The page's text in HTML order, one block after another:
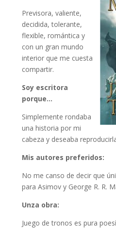
Previsora, valiente,
decidida, tolerante,
flexible, romántica y
con un gran mundo
interior que me cuesta
compartir.
Soy escritora
porque…
Simplemente rondaba
una historia por mi
cabeza y deseaba
Mis autores preferidos:
No me canso de decir que
para Asimov y George R. R.
Unza obra:
Juego de tronos es pura